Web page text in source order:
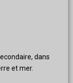
dans
et mer.